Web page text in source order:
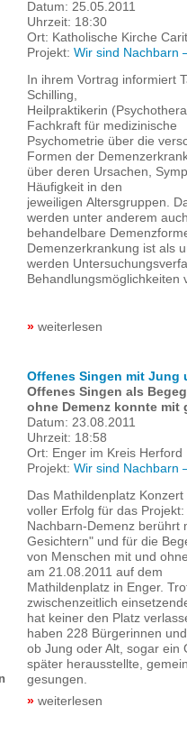
Datum: 25.05.2011
Uhrzeit: 18:30
Ort: Katholische Kirche
Projekt: Wir sind Nachbarn
In ihrem Vortrag informiert
Schilling,
Heilpraktikerin
Fachkraft für medizinische
Psychometrie über die
Formen der
über deren Ursachen,
Häufigkeit in den
jeweiligen Altersgruppen.
werden unter anderem
behandelbare
Demenzerkrankung ist als
werden
Behandlungsmöglichkeiten
weiterlesen
Offenes Singen mit Jung
Offenes Singen als
ohne Demenz konnte mit
Datum: 23.08.2011
Uhrzeit: 18:58
Ort: Enger im Kreis Herford
Projekt: Wir sind Nachbarn
Das Mathildenplatz Konzert
voller Erfolg für das
Nachbarn-Demenz berührt
Gesichtern" und für die
von Menschen mit und
am 21.08.2011 auf dem
Mathildenplatz in Enger.
zwischenzeitlich
hat keiner den Platz
haben 228 Bürgerinnen
ob Jung oder Alt, sogar ein
später herausstellte,
gesungen.
weiterlesen